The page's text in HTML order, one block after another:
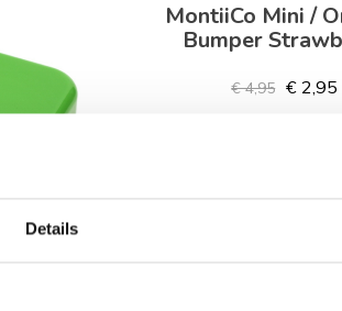
Details
MontiiCo Mini /
Bumper
€ 4,95 € 2,95